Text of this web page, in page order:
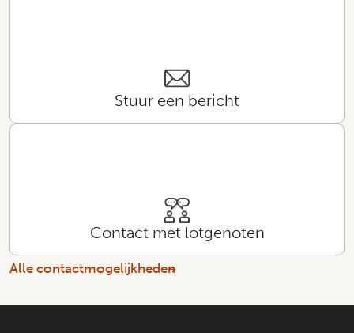
Stuur een bericht
Contact met lotgenoten
Alle contactmogelijkheden